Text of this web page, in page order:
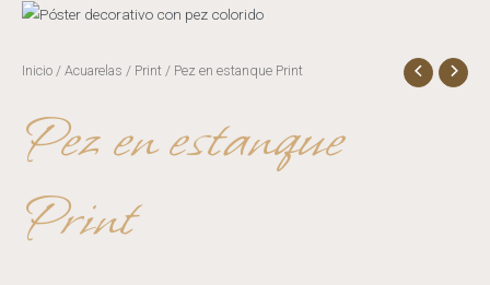
Inicio / Acuarelas / Print / Pez en estanque Print
Pez en estanque
Print